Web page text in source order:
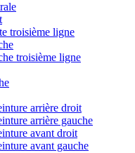
troisième ligne
troisième ligne
arrière droit
arrière gauche
avant droit
avant gauche